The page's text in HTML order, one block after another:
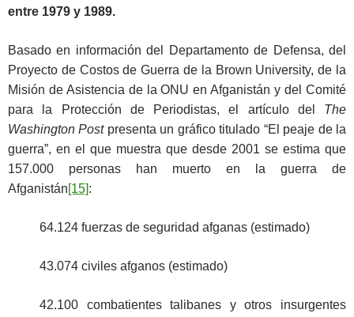
entre 1979 y 1989.
Basado en información del Departamento de Defensa, del
Proyecto de Costos de Guerra de la Brown University, de la
Misión de Asistencia de la ONU en Afganistán y del Comité
para la Protección de Periodistas, el artículo del The
Washington Postpresenta un gráfico titulado “El peaje de la
guerra”, en el que muestra que desde 2001 se estima que
157.000 personas han muerto en la guerra de
Afganistán[15]:
64.124 fuerzas de seguridad afganas (estimado)
43.074 civiles afganos (estimado)
42.100 combatientes talibanes y otros insurgentes